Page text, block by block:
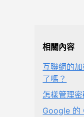
相關內容
互聯網的
了嗎？
怎樣管理密
Google 的